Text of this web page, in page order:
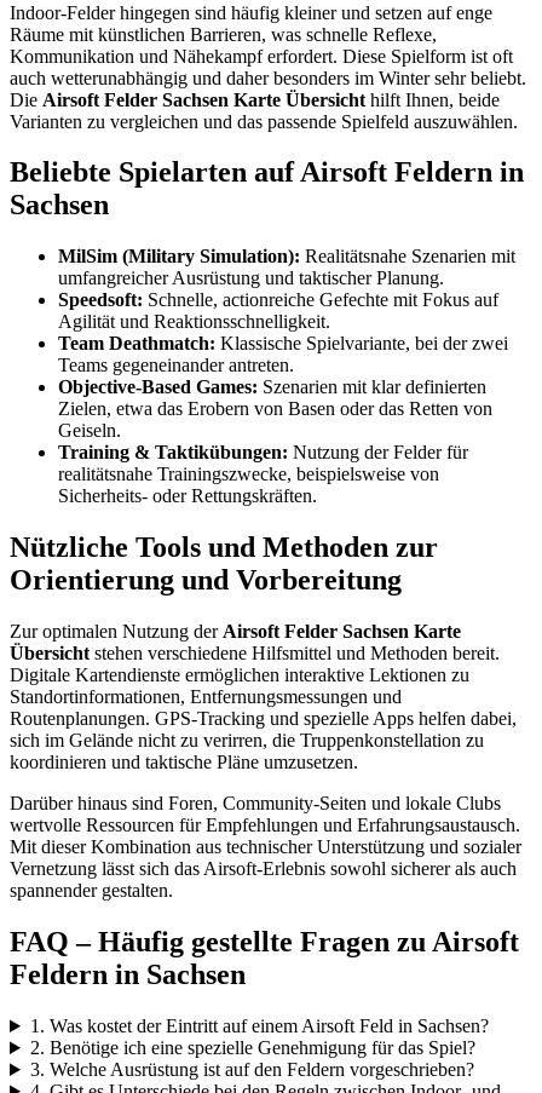
Indoor-Felder hingegen sind häufig kleiner und setzen auf enge
Räume mit künstlichen Barrieren, was schnelle Reflexe,
Kommunikation und Nähekampf erfordert. Diese Spielform ist oft
auch wetterunabhängig und daher besonders im Winter sehr beliebt.
Die Airsoft Felder Sachsen Karte Übersicht hilft Ihnen, beide
Varianten zu vergleichen und das passende Spielfeld auszuwählen.
Beliebte Spielarten auf Airsoft Feldern in
Sachsen
MilSim (Military Simulation): Realitätsnahe Szenarien mit
umfangreicher Ausrüstung und taktischer Planung.
Speedsoft: Schnelle, actionreiche Gefechte mit Fokus auf
Agilität und Reaktionsschnelligkeit.
Team Deathmatch: Klassische Spielvariante, bei der zwei
Teams gegeneinander antreten.
Objective-Based Games: Szenarien mit klar definierten
Zielen, etwa das Erobern von Basen oder das Retten von
Geiseln.
Training & Taktikübungen: Nutzung der Felder für
realitätsnahe Trainingszwecke, beispielsweise von
Sicherheits- oder Rettungskräften.
Nützliche Tools und Methoden zur
Orientierung und Vorbereitung
Zur optimalen Nutzung der Airsoft Felder Sachsen Karte
Übersicht stehen verschiedene Hilfsmittel und Methoden bereit.
Digitale Kartendienste ermöglichen interaktive Lektionen zu
Standortinformationen, Entfernungsmessungen und
Routenplanungen. GPS-Tracking und spezielle Apps helfen dabei,
sich im Gelände nicht zu verirren, die Truppenkonstellation zu
koordinieren und taktische Pläne umzusetzen.
Darüber hinaus sind Foren, Community-Seiten und lokale Clubs
wertvolle Ressourcen für Empfehlungen und Erfahrungsaustausch.
Mit dieser Kombination aus technischer Unterstützung und sozialer
Vernetzung lässt sich das Airsoft-Erlebnis sowohl sicherer als auch
spannender gestalten.
FAQ – Häufig gestellte Fragen zu Airsoft
Feldern in Sachsen
1. Was kostet der Eintritt auf einem Airsoft Feld in Sachsen?
2. Benötige ich eine spezielle Genehmigung für das Spiel?
3. Welche Ausrüstung ist auf den Feldern vorgeschrieben?